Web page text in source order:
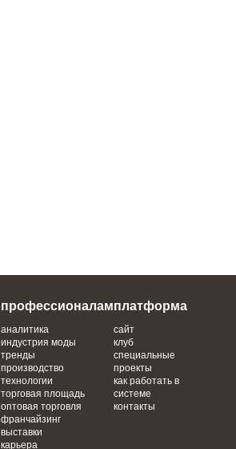
профессионалам
аналитика
индустрия моды
тренды
производство
технологии
торговая площадь
оптовая торговля
франчайзинг
выставки
карьера
платформа
сайт
клуб
специальные
проекты
как работать в
системе
контакты